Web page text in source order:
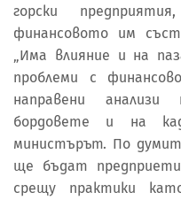
горски
финансовото им
„Има влияние и на
проблеми с
направени анализи
бордовете и на
министърът. По
ще бъдат
срещу практики